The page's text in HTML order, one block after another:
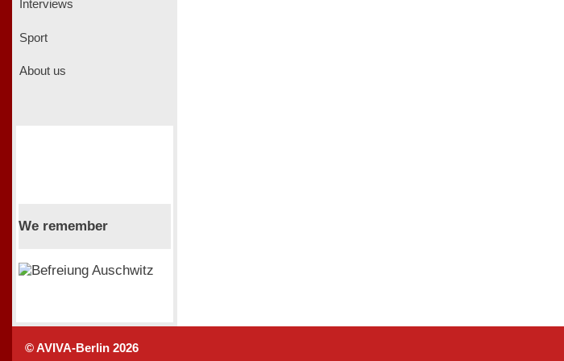
Interviews
Sport
About us
We remember
© AVIVA-Berlin 2026